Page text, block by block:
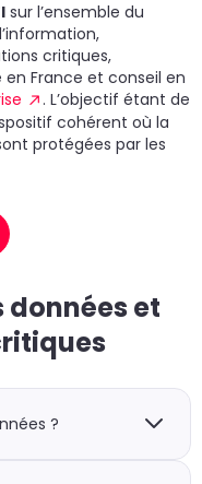
sur l’ensemble du
critiques,
en France et conseil en
. L’objectif étant de
cohérent où la
protégées par les
données et
?